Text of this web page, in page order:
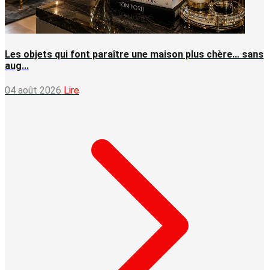
Les objets qui font paraître une maison plus chère… sans
aug...
04 août 2026 Lire